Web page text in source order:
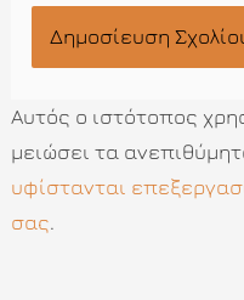
Αυτός ο ιστότοπος
μειώσει τα
υφίστανται
σας.